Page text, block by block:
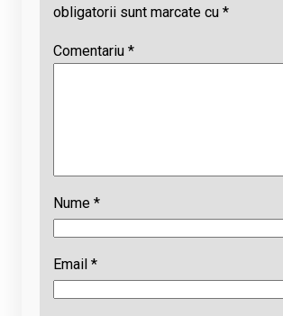
obligatorii sunt marcate cu *
Comentariu *
Nume *
Email *